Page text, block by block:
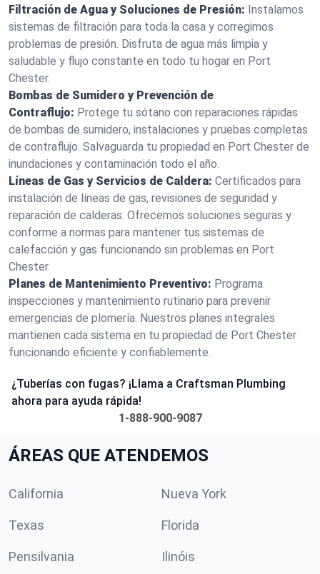
Filtración de Agua y Soluciones de Presión: Instalamos
sistemas de filtración para toda la casa y corregimos
problemas de presión. Disfruta de agua más limpia y
saludable y flujo constante en todo tu hogar en Port
Chester.
Bombas de Sumidero y Prevención de
Contraflujo: Protege tu sótano con reparaciones rápidas
de bombas de sumidero, instalaciones y pruebas completas
de contraflujo. Salvaguarda tu propiedad en Port Chester de
inundaciones y contaminación todo el año.
Líneas de Gas y Servicios de Caldera: Certificados para
instalación de líneas de gas, revisiones de seguridad y
reparación de calderas. Ofrecemos soluciones seguras y
conforme a normas para mantener tus sistemas de
calefacción y gas funcionando sin problemas en Port
Chester.
Planes de Mantenimiento Preventivo: Programa
inspecciones y mantenimiento rutinario para prevenir
emergencias de plomería. Nuestros planes integrales
mantienen cada sistema en tu propiedad de Port Chester
funcionando eficiente y confiablemente.
¿Tuberías con fugas? ¡Llama a Craftsman Plumbing
ahora para ayuda rápida!
1-888-900-9087
ÁREAS QUE ATENDEMOS
California Nueva York
Texas Florida
Pensilvania Ilinóis